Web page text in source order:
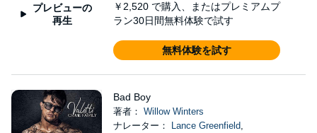
プレビューの
再生
￥2,520 で購入、またはプレミアムプ
ラン30日間無料体験で試す
無料体験を試す
Bad Boy
著者： Willow Winters
ナレーター：
Lance Greenfield,